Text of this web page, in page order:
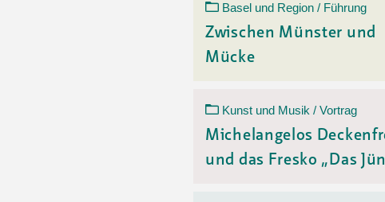
Basel und Region / Führung
Zwischen Münster und
Mücke
Kunst und Musik / Vortrag
Michelangelos
und das Fresko „Das